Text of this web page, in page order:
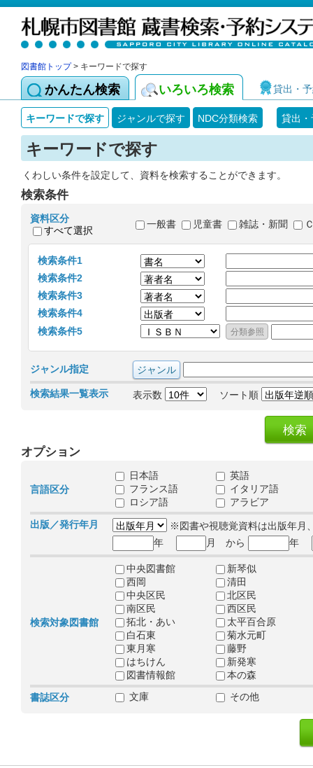
図書館トップ> キーワードで探す
かんたん検索 いろいろ検索 貸出・
キーワードで探す ジャンルで探す NDC分類検索 貸出
キーワードで探す
くわしい条件を設定して、資料を検索することができます。
検索条件
資料区分
すべて選択
一般書 児童書 雑誌・新聞
検索条件1
検索条件2
検索条件3
検索条件4
検索条件5
ジャンル指定
検索結果一覧表示 表示数 ソート順
オプション
言語区分
日本語
英語
フランス語
イタリア語
ロシア語
アラビア
出版／発行年月
※図書や視聴覚資料は出版年月
年
月 から 年
検索対象図書館
中央図書館
新琴似
西岡
清田
中央区民
北区民
南区民
西区民
拓北・あい
太平百合原
白石東
菊水元町
東月寒
藤野
はちけん
新発寒
図書情報館
本の森
書誌区分
文庫 その他